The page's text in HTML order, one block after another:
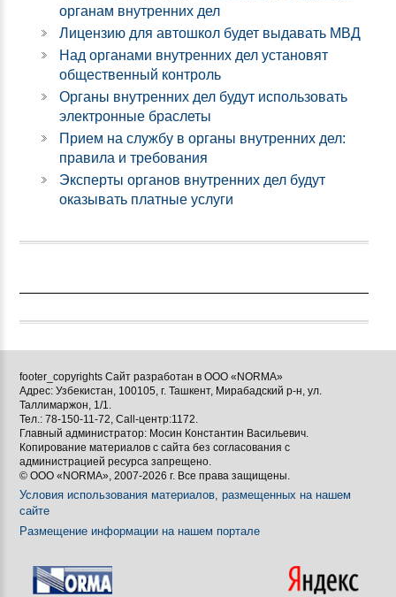
органам внутренних дел
Лицензию для автошкол будет выдавать МВД
Над органами внутренних дел установят
общественный контроль
Органы внутренних дел будут использовать
электронные браслеты
Прием на службу в органы внутренних дел:
правила и требования
Эксперты органов внутренних дел будут
оказывать платные услуги
footer_copyrights Сайт разработан в ООО «NORMA»
Адрес: Узбекистан, 100105, г. Ташкент, Мирабадский р-н, ул.
Таллимаржон, 1/1.
Тел.: 78-150-11-72, Call-центр:1172.
Главный администратор: Мосин Константин Васильевич.
Копирование материалов с сайта без согласования с
администрацией ресурса запрещено.
© ООО «NORMA», 2007-2026 г. Все права защищены.
Условия использования материалов, размещенных на нашем
сайте
Размещение информации на нашем портале